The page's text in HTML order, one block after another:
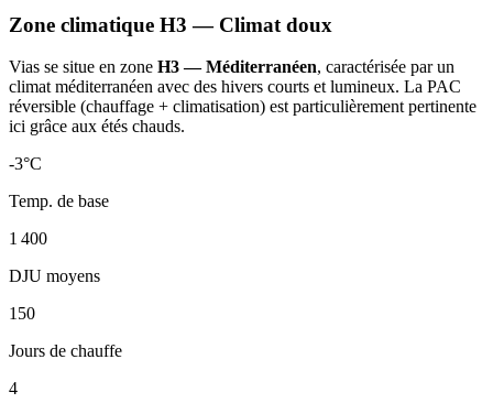
Zone climatique H3 — Climat doux
Vias se situe en zone H3 — Méditerranéen, caractérisée par un
climat méditerranéen avec des hivers courts et lumineux. La PAC
réversible (chauffage + climatisation) est particulièrement pertinente
ici grâce aux étés chauds.
-3°C
Temp. de base
1 400
DJU moyens
150
Jours de chauffe
4